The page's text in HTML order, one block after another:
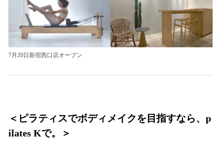
7月20日新宿西口店オープン
＜ピラティスでボディメイクを目指すなら、p
ilates Kで。＞